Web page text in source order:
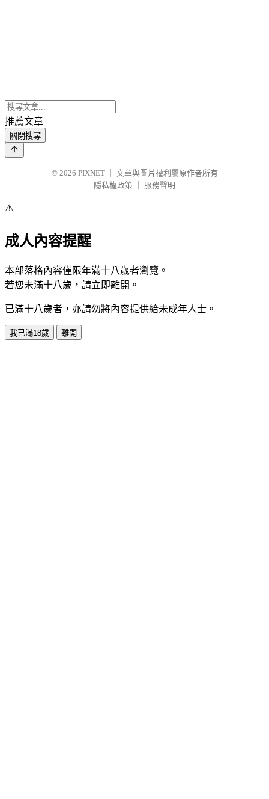
推薦文章
關閉搜尋
© 2026 PIXNET
文章與圖片權利屬原作者所有
隱私權政策
服務聲明
⚠️
成人內容提醒
本部落格內容僅限年滿十八歲者瀏覽。
若您未滿十八歲，請立即離開。
已滿十八歲者，亦請勿將內容提供給未成年人士。
我已滿18歲 離開